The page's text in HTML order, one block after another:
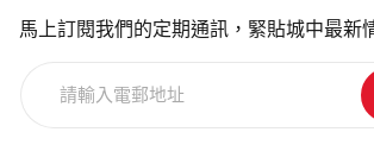
馬上訂閱我們的定期通訊，緊貼城中最新